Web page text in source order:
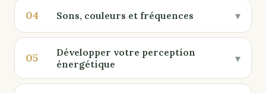
04 Sons, couleurs et fréquences ▾
05
Développer votre perception
énergétique
▾